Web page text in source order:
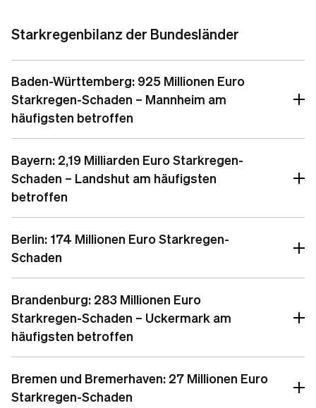
Starkregenbilanz der Bundesländer
Baden-Württemberg: 925 Millionen Euro
Starkregen-Schaden – Mannheim am
häufigsten betroffen
Bayern: 2,19 Milliarden Euro Starkregen-
Schaden – Landshut am häufigsten
betroffen
Berlin: 174 Millionen Euro Starkregen-
Schaden
Brandenburg: 283 Millionen Euro
Starkregen-Schaden – Uckermark am
häufigsten betroffen
Bremen und Bremerhaven: 27 Millionen Euro
Starkregen-Schaden